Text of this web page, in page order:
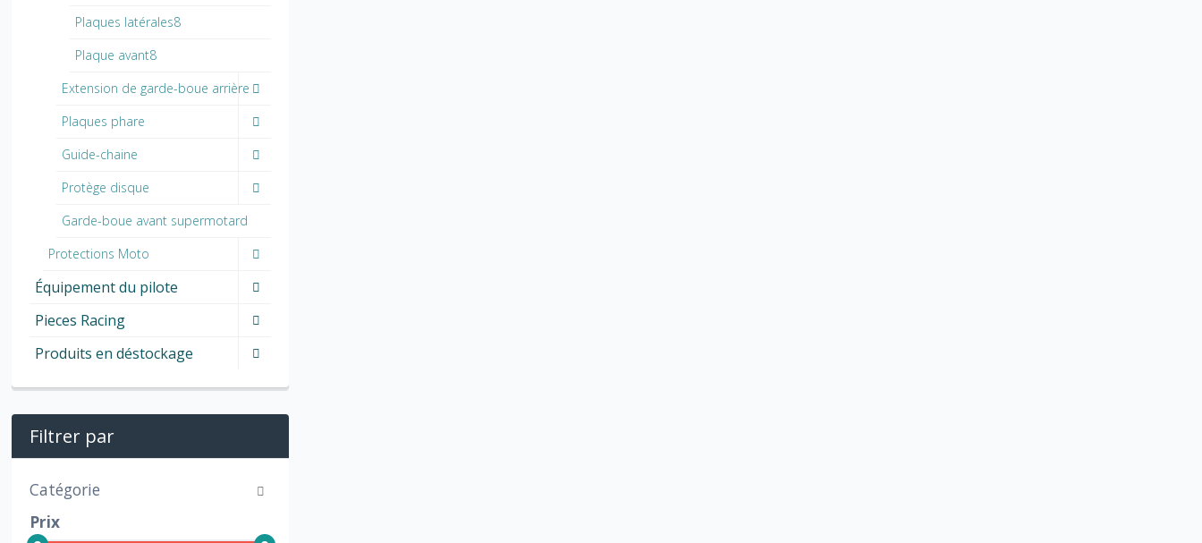
Plaques latérales8
Plaque avant8
Extension de garde-boue arrière
Plaques phare
Guide-chaine
Protège disque
Garde-boue avant supermotard
Protections Moto
Équipement du pilote
Pieces Racing
Produits en déstockage
Filtrer par
Catégorie
Prix